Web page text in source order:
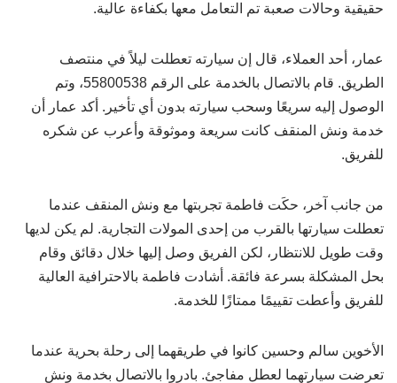
حقيقية وحالات صعبة تم التعامل معها بكفاءة عالية.
عمار، أحد العملاء، قال إن سيارته تعطلت ليلاً في منتصف
الطريق. قام بالاتصال بالخدمة على الرقم 55800538، وتم
الوصول إليه سريعًا وسحب سيارته بدون أي تأخير. أكد عمار أن
خدمة ونش المنقف كانت سريعة وموثوقة وأعرب عن شكره
للفريق.
من جانب آخر، حكَت فاطمة تجربتها مع ونش المنقف عندما
تعطلت سيارتها بالقرب من إحدى المولات التجارية. لم يكن لديها
وقت طويل للانتظار، لكن الفريق وصل إليها خلال دقائق وقام
بحل المشكلة بسرعة فائقة. أشادت فاطمة بالاحترافية العالية
للفريق وأعطت تقييمًا ممتازًا للخدمة.
الأخوين سالم وحسين كانوا في طريقهما إلى رحلة بحرية عندما
تعرضت سيارتهما لعطل مفاجئ. بادروا بالاتصال بخدمة ونش